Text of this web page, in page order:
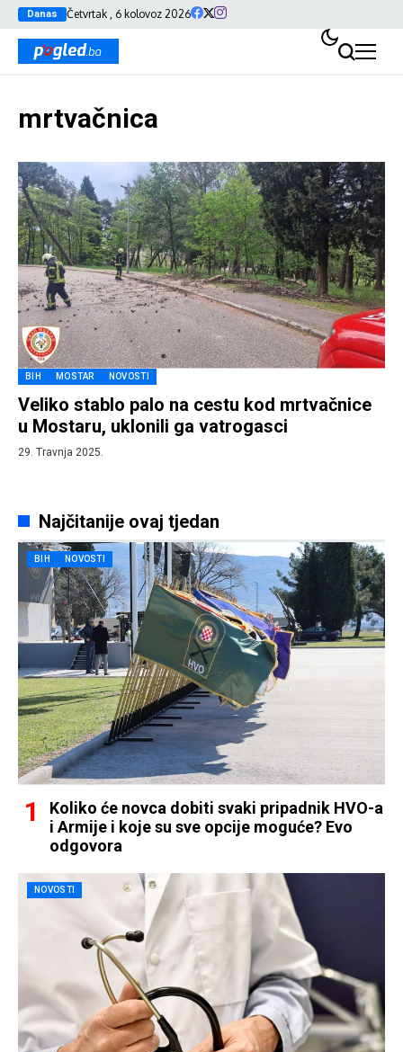
Danas Četvrtak , 6 kolovoz 2026
mrtvačnica
BIH MOSTAR NOVOSTI
Veliko stablo palo na cestu kod mrtvačnice
u Mostaru, uklonili ga vatrogasci
29. Travnja 2025.
Najčitanije ovaj tjedan
BIH NOVOSTI
Koliko će novca dobiti svaki pripadnik HVO-a
i Armije i koje su sve opcije moguće? Evo
odgovora
NOVOSTI